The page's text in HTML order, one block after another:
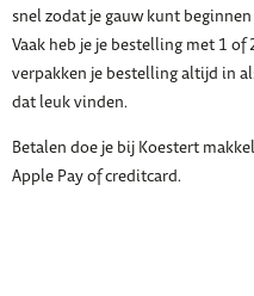
snel zodat je gauw kunt
Vaak heb je je bestelling met 1
verpakken je bestelling altijd in
dat leuk vinden.
Betalen doe je bij Koestert
Apple Pay of creditcard.